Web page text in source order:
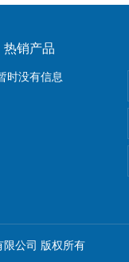
热销产品
时没有信息
公司 版权所有